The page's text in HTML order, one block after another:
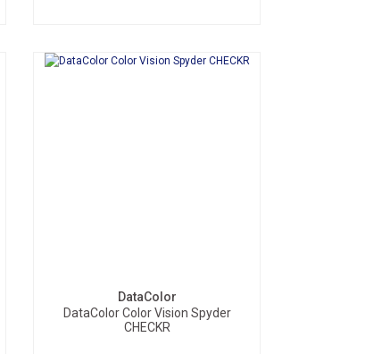
DataColor
DataColor Color Vision Spyder
CHECKR